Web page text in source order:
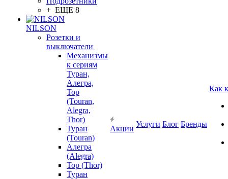
+ ЕЩЕ 8
NILSON
Розетки и
выключатели
Механизмы
к сериям
Туран,
Алегра,
Тор
(Touran,
Alegra,
Thor)
Туран
(Touran)
Алегра
(Alegra)
Тор (Thor)
Туран
Акции
Услуги Блог Бренды
Как